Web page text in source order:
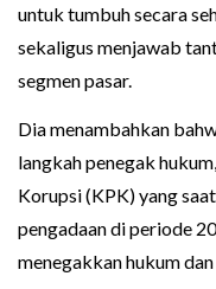
untuk tumbuh secara
sekaligus menjawab
segmen pasar.
Dia menambahkan
langkah penegak
Korupsi (KPK) yang
pengadaan di periode
menegakkan hukum